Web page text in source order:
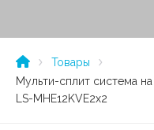
Товары
Мульти-сплит система
LS-MHE12KVE2x2